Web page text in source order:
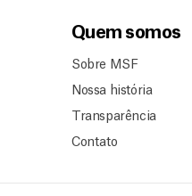
Quem somos
Sobre MSF
Nossa história
Transparência
Contato